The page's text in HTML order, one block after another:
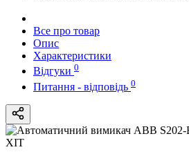
Все про товар
Опис
Характеристики
Відгуки 0
Питання - відповідь 0
ХІТ